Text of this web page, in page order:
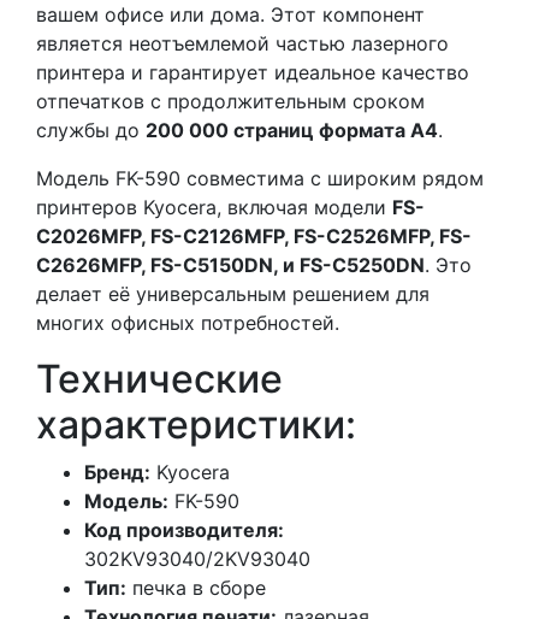
вашем офисе или дома. Этот компонент
является неотъемлемой частью лазерного
принтера и гарантирует идеальное качество
отпечатков с продолжительным сроком
службы до 200 000 страниц формата А4.
Модель FK-590 совместима с широким рядом
принтеров Kyocera, включая модели FS-
C2026MFP, FS-C2126MFP, FS-C2526MFP, FS-
C2626MFP, FS-C5150DN, и FS-C5250DN. Это
делает её универсальным решением для
многих офисных потребностей.
Технические
характеристики:
Бренд: Kyocera
Модель: FK-590
Код производителя:
302KV93040/2KV93040
Тип: печка в сборе